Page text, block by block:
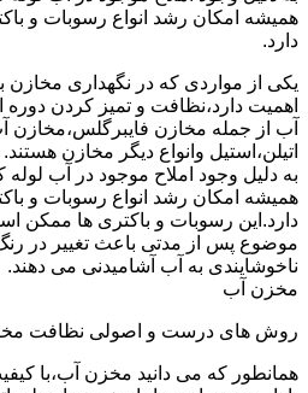
همیشه امکان رشد انواع رسوبات و
دارد.
یکی از مواردی که در نگهداری
اهمیت دارد،نظافت و تمیز کردن
آب از جمله مخازن
اتیلن،استیل وانواع دیگر مخازن هستند.
به دلیل وجود املاح موجود در آب
همیشه امکان رشد انواع رسوبات و
دارد.این رسوبات و باکتری ها ممکن
موضوع پس از مدتی باعث تغییر در
ناخوشایندی به آب آشامیدنی می دهند.
مخزن آب
روش های درست و اصولی نظافت
همانطور که می دانید مخزن آب،با